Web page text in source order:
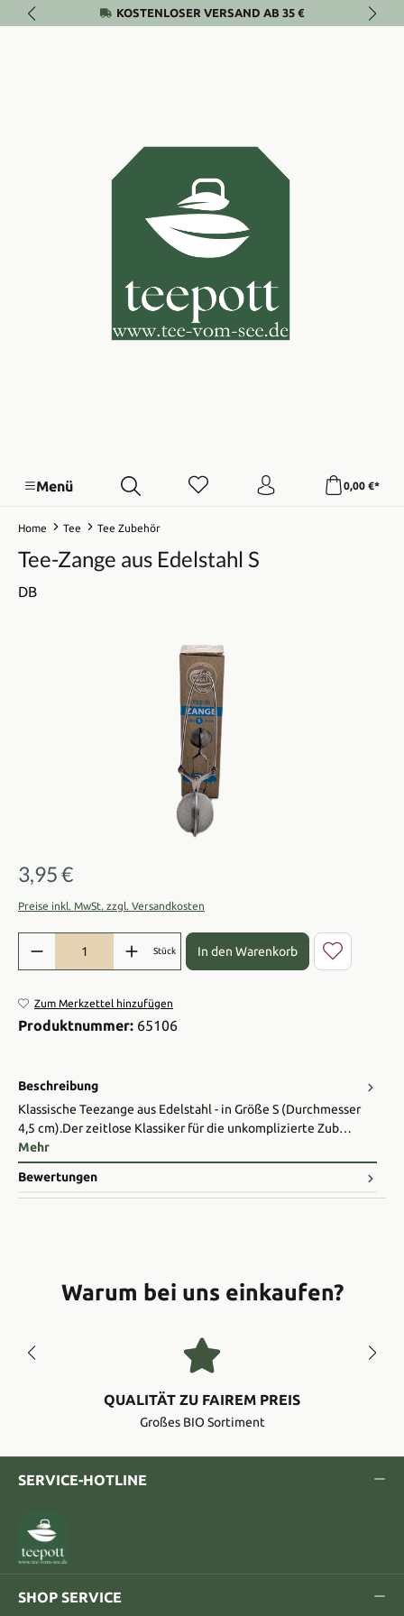
Zum Hauptinhalt springenKOSTENLOSER VERSAND AB 35 €
Menü 0,00 €*
Home Tee Tee Zubehör
Tee-Zange aus Edelstahl S
DB
Bildergalerie überspringen
Regulärer Preis:
3,95 €
Preise inkl. MwSt. zzgl. Versandkosten
Produkt Anzahl: Gib den gewünschten Wert ein oder benutze die
Stück In den Warenkorb
Zum Merkzettel hinzufügen
Produktnummer: 65106
Beschreibung
Klassische Teezange aus Edelstahl - in Größe S (Durchmesser
4,5 cm). ​Der zeitlose Klassiker für die unkomplizierte Zub…
Mehr
Bewertungen
Warum bei uns einkaufen?
QUALITÄT ZU FAIREM PREIS
Großes BIO Sortiment
SERVICE-HOTLINE
SHOP SERVICE